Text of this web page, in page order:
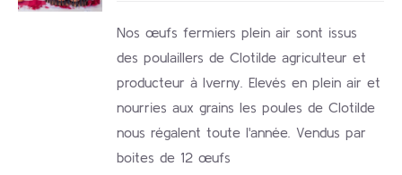
DÉTAILS
Nos œufs fermiers plein air sont issus
des poulaillers de Clotilde agriculteur et
producteur à Iverny. Elevés en plein air et
nourries aux grains les poules de Clotilde
nous régalent toute l'année. Vendus par
boites de 12 œufs